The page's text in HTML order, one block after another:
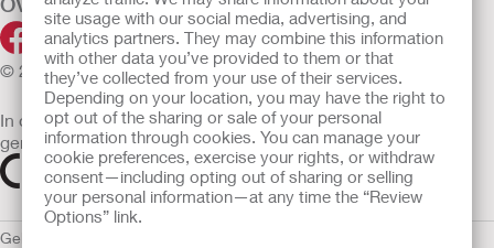
site usage with our social media, advertising, and
analytics partners. They may combine this information
with other data you’ve provided to them or that
they’ve collected from your use of their services.
Depending on your location, you may have the right to
opt out of the sharing or sale of your personal
information through cookies. You can manage your
cookie preferences, exercise your rights, or withdraw
consent—including opting out of sharing or selling
your personal information—at any time the “Review
Options” link.
© 2026 Hollister Incorporated
In de EU verkochte medische hulpmiddelen dienen
gemarkeerd te zijn met een van de volgende symbolen
Gebruiksvoorwaarden